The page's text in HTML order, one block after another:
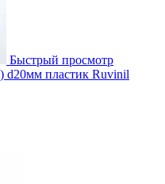
Быстрый просмотр
d20мм пластик Ruvinil